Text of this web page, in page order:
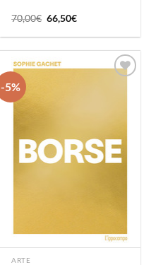
70,00€ Il
prezzo
originale
70,00€.
66,50€Il
attuale
66,50€.
-5%
desideri
ARTE